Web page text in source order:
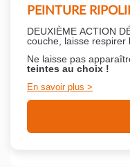
PEINTURE
DEUXIÈME ACTION
couche, laisse respirer
Ne laisse pas
teintes au choix !
En savoir plus